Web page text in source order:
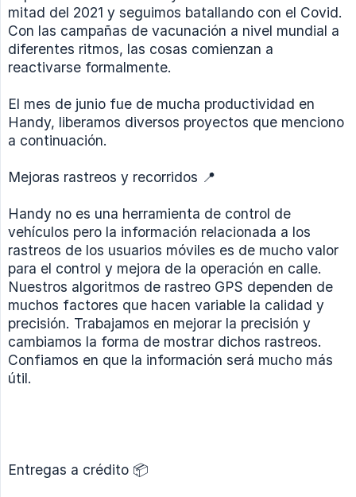
mitad del 2021 y seguimos batallando con el Covid.
Con las campañas de vacunación a nivel mundial a
diferentes ritmos, las cosas comienzan a
reactivarse formalmente.
El mes de junio fue de mucha productividad en
Handy, liberamos diversos proyectos que menciono
a continuación.
Mejoras rastreos y recorridos 📍
Handy no es una herramienta de control de
vehículos pero la información relacionada a los
rastreos de los usuarios móviles es de mucho valor
para el control y mejora de la operación en calle.
Nuestros algoritmos de rastreo GPS dependen de
muchos factores que hacen variable la calidad y
precisión. Trabajamos en mejorar la precisión y
cambiamos la forma de mostrar dichos rastreos.
Confiamos en que la información será mucho más
útil.
Entregas a crédito 📦